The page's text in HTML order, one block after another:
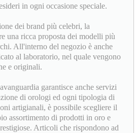
in ogni occasione speciale.
dei brand più celebri, la
una ricca proposta dei modelli più
All'interno del negozio è anche
al laboratorio, nel quale vengono
e originali.
garantisce anche servizi
di orologi ed ogni tipologia di
artigianali, è possibile scegliere il
assortimento di prodotti in oro e
Articoli che rispondono ad